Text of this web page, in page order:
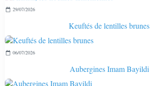
29/07/2026
Keuftés de lentilles brunes
06/07/2026
Aubergines Imam Bayildi